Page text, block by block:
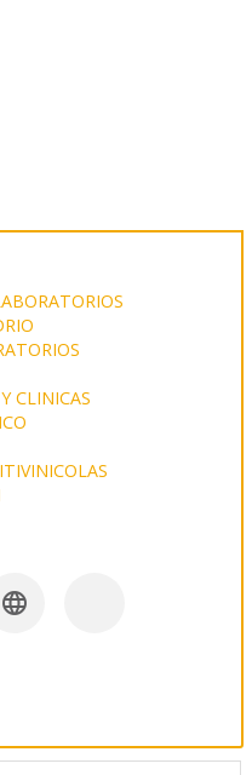
CLINICAS
